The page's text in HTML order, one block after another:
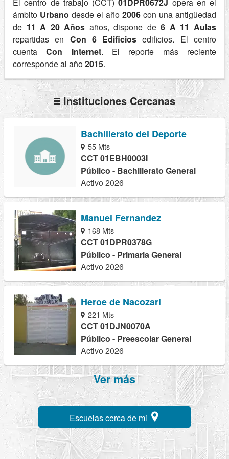
El centro de trabajo (CCT)01DPR0672J opera en el
ámbito Urbano desde el año 2006 con una antigüedad
de 11 A 20 Años años, dispone de6 A 11 Aulas
repartidas en Con 6 Edificios edificios. El centro
cuentaCon Internet. El reporte más reciente
corresponde al año2015.
Instituciones Cercanas
Bachillerato del Deporte
55 Mts
CCT 01EBH0003I
Público - Bachillerato General
Activo 2026
Manuel Fernandez
168 Mts
CCT 01DPR0378G
Público - Primaria General
Activo 2026
Heroe de Nacozari
221 Mts
CCT 01DJN0070A
Público - Preescolar General
Activo 2026
Ver más
Escuelas cerca de mi